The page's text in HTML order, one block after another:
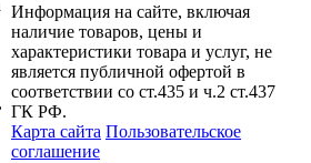
Информация на сайте, включая
наличие товаров, цены и
характеристики товара и услуг, не
является публичной офертой в
соответствии со ст.435 и ч.2 ст.437
ГК РФ.
Карта сайта Пользовательское
соглашение